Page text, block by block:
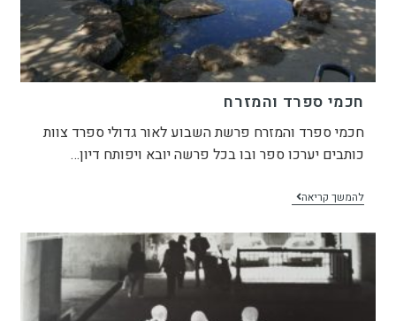
חכמי ספרד והמזרח
חכמי ספרד והמזרח פרשת השבוע לאור גדולי ספרד צוות
כותבים יערכו ספר ובו בכל פרשה יובא ויפותח דיון…
להמשך קריאה